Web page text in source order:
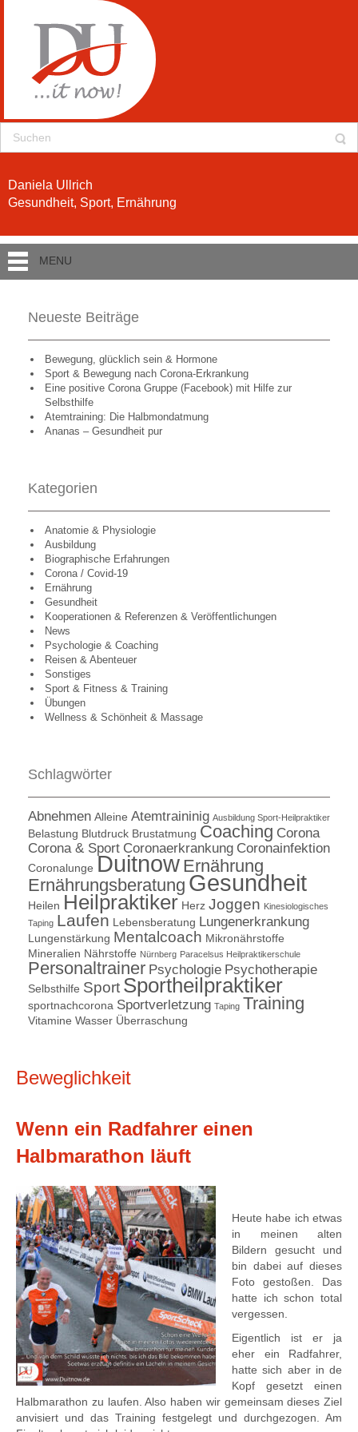
Daniela Ullrich
Gesundheit, Sport, Ernährung
MENU
Neueste Beiträge
Bewegung, glücklich sein & Hormone
Sport & Bewegung nach Corona-Erkrankung
Eine positive Corona Gruppe (Facebook) mit Hilfe zur
Selbsthilfe
Atemtraining: Die Halbmondatmung
Ananas – Gesundheit pur
Kategorien
Anatomie & Physiologie
Ausbildung
Biographische Erfahrungen
Corona / Covid-19
Ernährung
Gesundheit
Kooperationen & Referenzen & Veröffentlichungen
News
Psychologie & Coaching
Reisen & Abenteuer
Sonstiges
Sport & Fitness & Training
Übungen
Wellness & Schönheit & Massage
Schlagwörter
Abnehmen Alleine Atemtraininig Ausbildung Sport-Heilpraktiker
Belastung Blutdruck Brustatmung Coaching Corona
Corona & Sport Coronaerkrankung Coronainfektion
Coronalunge Duitnow Ernährung
Ernährungsberatung Gesundheit
Heilen Heilpraktiker Herz Joggen Kinesiologisches
Taping Laufen Lebensberatung Lungenerkrankung
Lungenstärkung Mentalcoach Mikronährstoffe
Mineralien Nährstoffe Nürnberg Paracelsus Heilpraktikerschule
Personaltrainer Psychologie Psychotherapie
Selbsthilfe Sport Sportheilpraktiker
sportnachcorona Sportverletzung Taping Training
Vitamine Wasser Überraschung
Beweglichkeit
Wenn ein Radfahrer einen
Halbmarathon läuft
Heute habe ich etwas
in meinen alten
Bildern gesucht und
bin dabei auf dieses
Foto gestoßen. Das
hatte ich schon total
vergessen.
Eigentlich ist er ja
eher ein Radfahrer,
hatte sich aber in de
Kopf gesetzt einen
Halbmarathon zu laufen. Also haben wir gemeinsam dieses Ziel
anvisiert und das Training festgelegt und durchgezogen. Am